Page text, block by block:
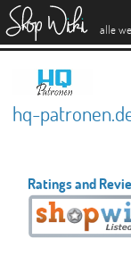
alle
hq-
Ratings and